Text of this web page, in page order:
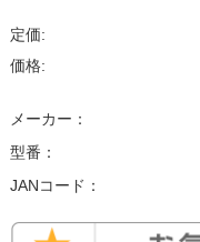
定価:
価格:
メーカー：
型番：
JANコード：